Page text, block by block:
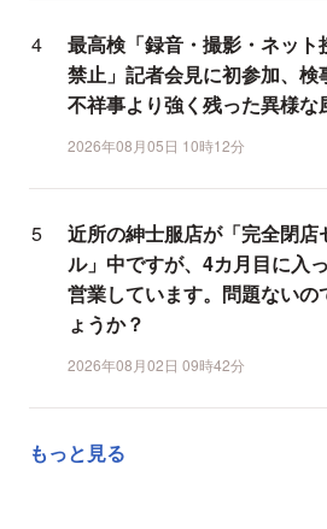
最高検「録音・撮影・ネット
禁止」記者会見に初参加、検
不祥事より強く残った異様な
2026年08月05日 10時12分
近所の紳士服店が「完全閉店
ル」中ですが、4カ月目に入
営業しています。問題ないの
ょうか？
2026年08月02日 09時42分
もっと見る